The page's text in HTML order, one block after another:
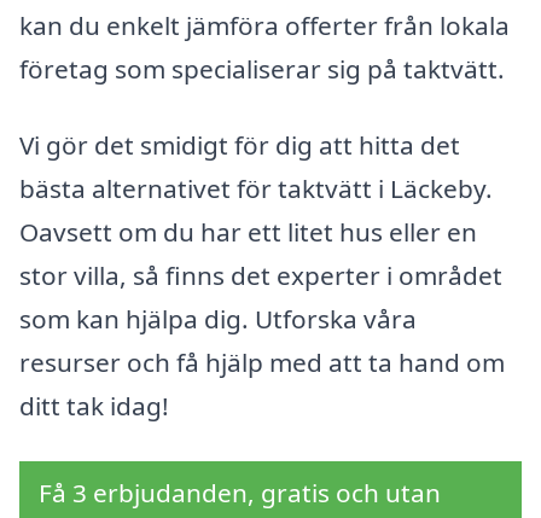
kan du enkelt jämföra offerter från lokala
företag som specialiserar sig på taktvätt.
Vi gör det smidigt för dig att hitta det
bästa alternativet för taktvätt i Läckeby.
Oavsett om du har ett litet hus eller en
stor villa, så finns det experter i området
som kan hjälpa dig. Utforska våra
resurser och få hjälp med att ta hand om
ditt tak idag!
Få 3 erbjudanden, gratis och utan